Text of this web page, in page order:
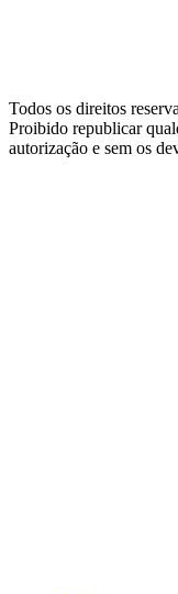
Todos os direitos
Proibido republicar
autorização e sem os